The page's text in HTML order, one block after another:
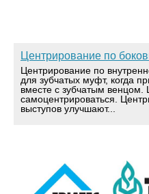
Центрирование по
Центрирование по
для зубчатых муфт, когда
вместе с зубчатым
самоцентрироваться.
выступов улучшают...